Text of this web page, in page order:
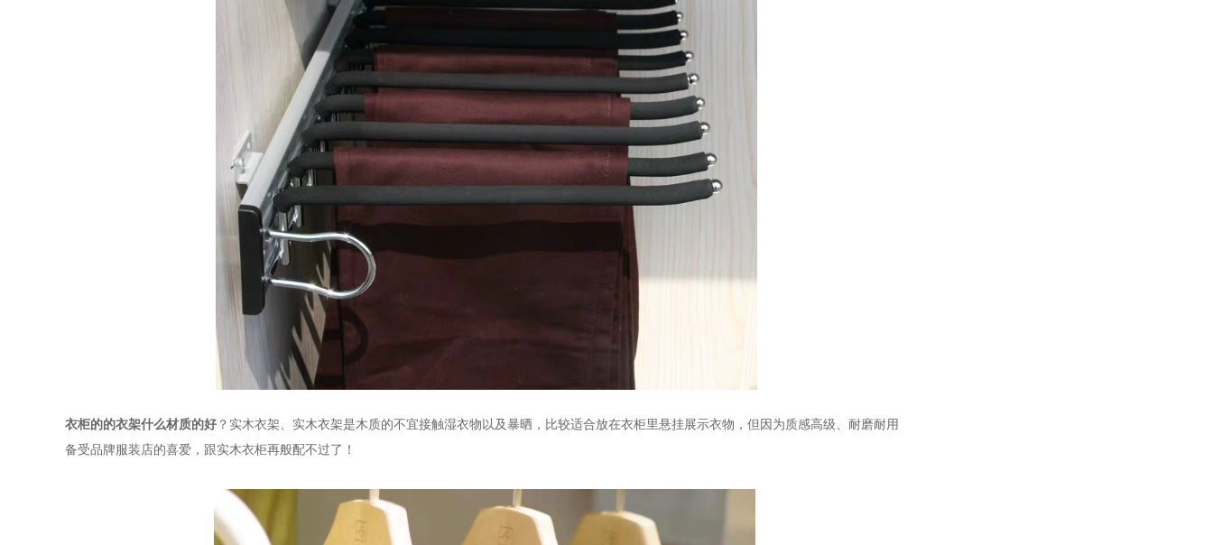
衣柜的的衣架什么材质的好 ？实木衣架、实木衣架是木质的不宜接触湿衣物以及暴晒，比较适合放在衣柜里悬挂展示衣物，但因为质感高级、耐磨耐用
备受品牌服装店的喜爱，跟实木衣柜再般配不过了！